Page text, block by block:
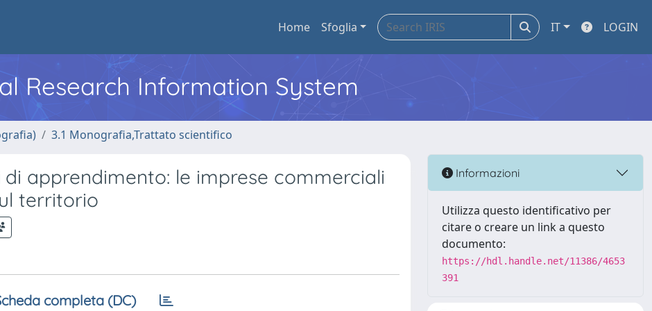
Home Sfoglia IT LOGIN
Research Information System
3.1 Monografia,Trattato scientifico
apprendimento: le imprese commerciali
territorio
completa (DC)
Informazioni
Utilizza questo identificativo per
citare o creare un link a questo
documento:
https://hdl.handle.net/11386/4653
391